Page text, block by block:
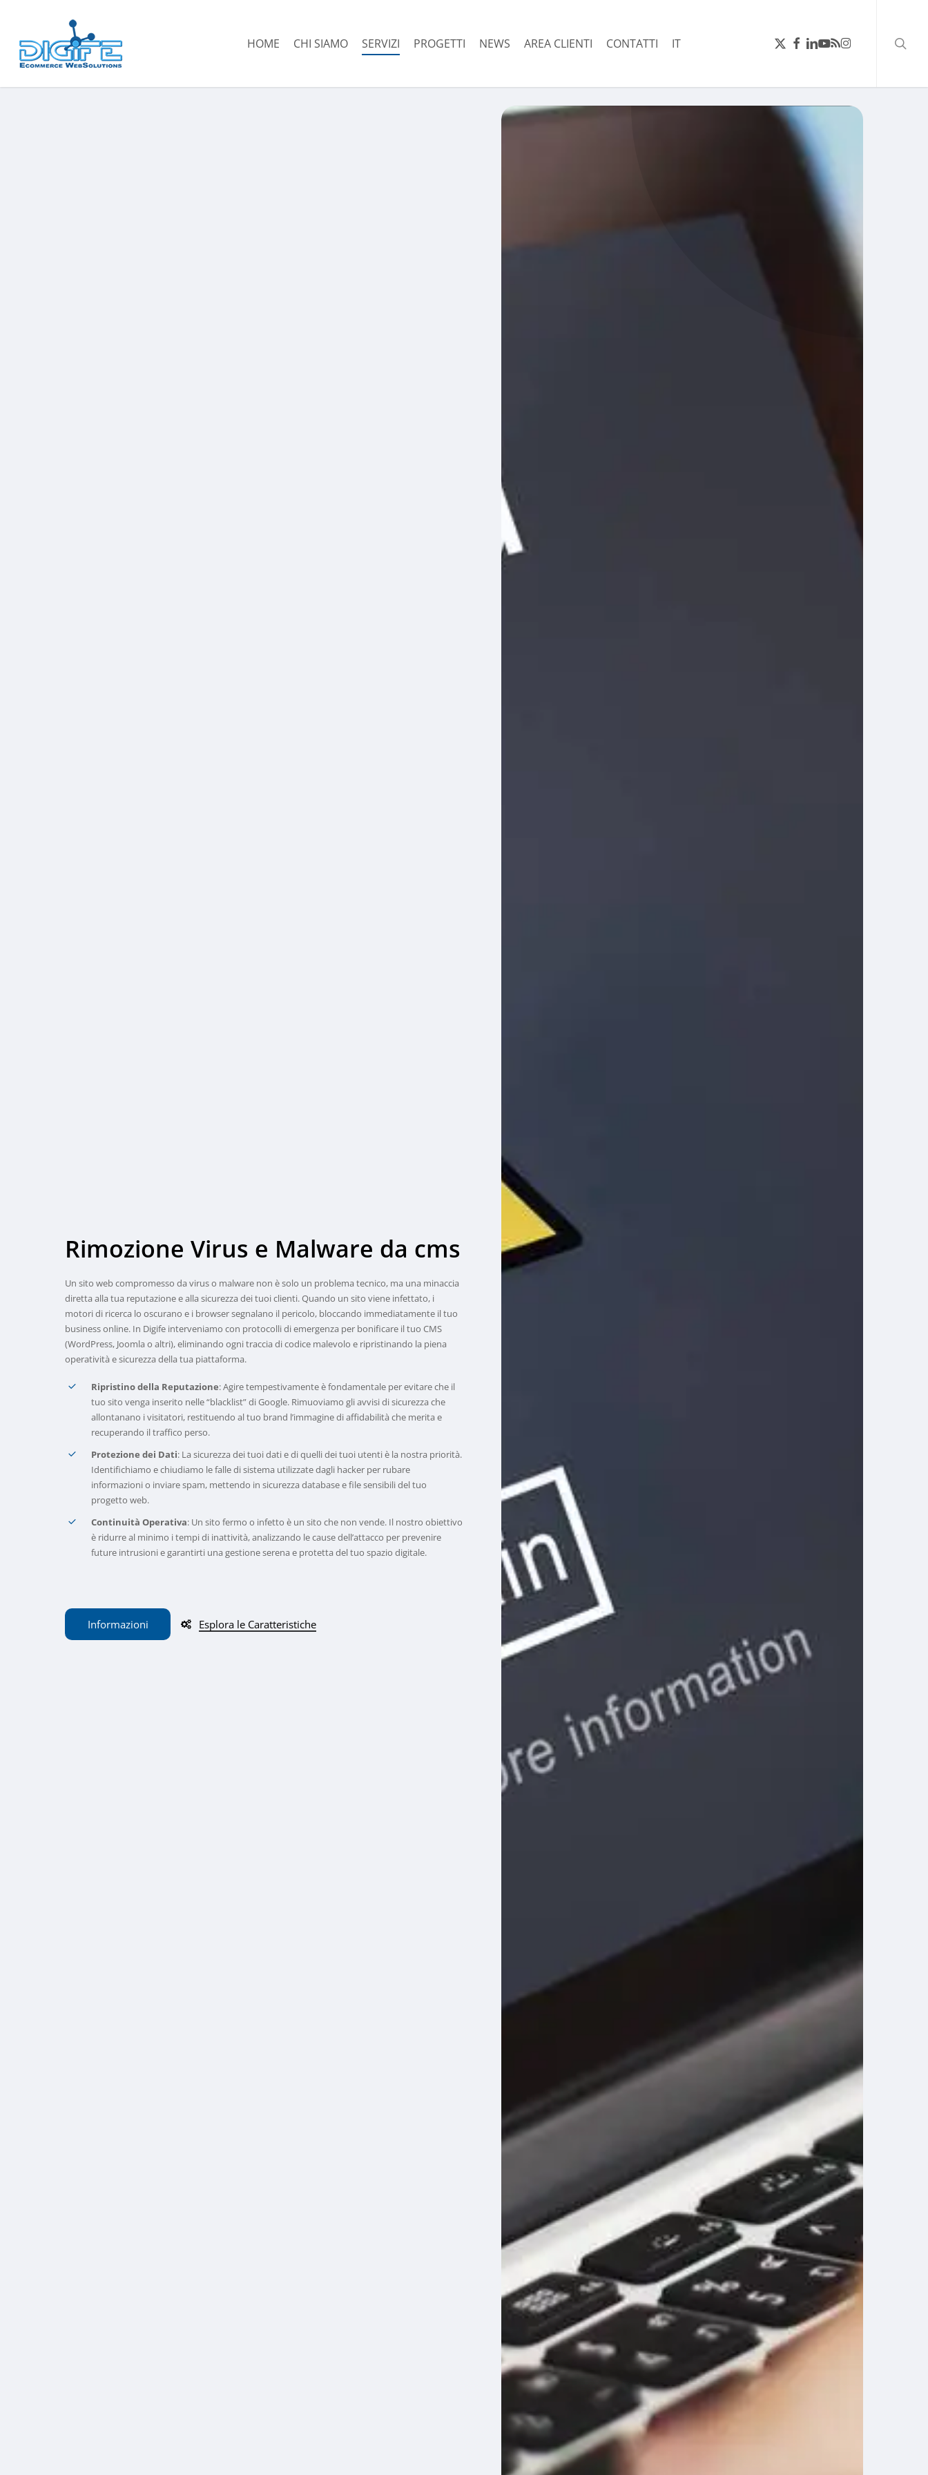
contenuto
principale
HOME CHI SIAMO SERVIZI PROGETTI NEWS AREA CLIENTI CONTATTI IT X-
TWITTER
FACEBOOK
LINKEDIN
YOUTUBE
RSSINSTAGRAM
Rimozione Virus e Malware da cms
Un sito web compromesso da virus o malware non è solo un problema tecnico, ma una minaccia
diretta alla tua reputazione e alla sicurezza dei tuoi clienti. Quando un sito viene infettato, i
motori di ricerca lo oscurano e i browser segnalano il pericolo, bloccando immediatamente il tuo
business online. In Digife interveniamo con protocolli di emergenza per bonificare il tuo CMS
(WordPress, Joomla o altri), eliminando ogni traccia di codice malevolo e ripristinando la piena
operatività e sicurezza della tua piattaforma.
Ripristino della Reputazione: Agire tempestivamente è fondamentale per evitare che il
tuo sito venga inserito nelle “blacklist” di Google. Rimuoviamo gli avvisi di sicurezza che
allontanano i visitatori, restituendo al tuo brand l’immagine di affidabilità che merita e
recuperando il traffico perso.
Protezione dei Dati: La sicurezza dei tuoi dati e di quelli dei tuoi utenti è la nostra priorità.
Identifichiamo e chiudiamo le falle di sistema utilizzate dagli hacker per rubare
informazioni o inviare spam, mettendo in sicurezza database e file sensibili del tuo
progetto web.
Continuità Operativa: Un sito fermo o infetto è un sito che non vende. Il nostro obiettivo
è ridurre al minimo i tempi di inattività, analizzando le cause dell’attacco per prevenire
future intrusioni e garantirti una gestione serena e protetta del tuo spazio digitale.
Informazioni Esplora le Caratteristiche